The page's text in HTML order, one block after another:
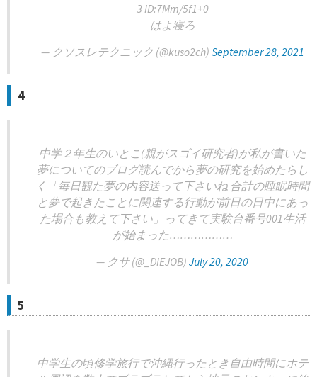
3 ID:7Mm/5f1+0
はよ寝ろ
— クソスレテクニック (@kuso2ch) September 28, 2021
4
中学２年生のいとこ(親がスゴイ研究者)が私が書いた
夢についてのブログ読んでから夢の研究を始めたらし
く「毎日観た夢の内容送って下さいね 合計の睡眠時間
と夢で起きたことに関連する行動が前日の日中にあっ
た場合も教えて下さい」ってきて実験台番号001生活
が始まった………………
— クサ (@_DIEJOB) July 20, 2020
5
中学生の頃修学旅行で沖縄行ったとき自由時間にホテ